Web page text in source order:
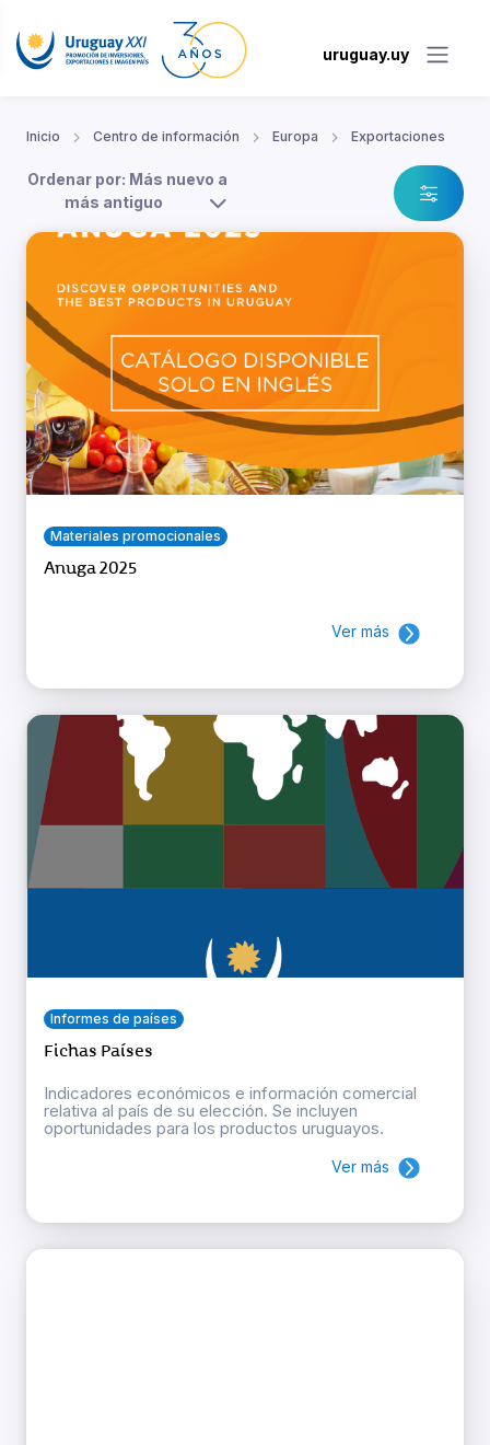
uruguay.uy
Inicio Centro de información Europa Exportaciones
Ordenar por: Más nuevo a
más antiguo
Materiales promocionales
Anuga 2025
Ver más
Informes de países
Fichas Países
Indicadores económicos e información comercial
relativa al país de su elección. Se incluyen
oportunidades para los productos uruguayos.
Ver más